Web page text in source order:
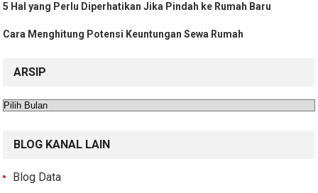
5 Hal yang Perlu Diperhatikan Jika Pindah ke Rumah Baru
Cara Menghitung Potensi Keuntungan Sewa Rumah
ARSIP
Arsip
BLOG KANAL LAIN
Blog Data